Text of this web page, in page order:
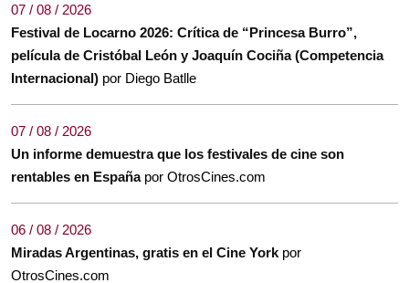
07 / 08 / 2026
Festival de Locarno 2026: Crítica de “Princesa Burro”,
película de Cristóbal León y Joaquín Cociña (Competencia
Internacional) por Diego Batlle
07 / 08 / 2026
Un informe demuestra que los festivales de cine son
rentables en España por OtrosCines.com
06 / 08 / 2026
Miradas Argentinas, gratis en el Cine York por
OtrosCines.com